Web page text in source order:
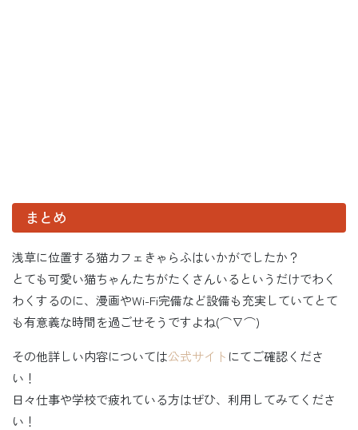
まとめ
浅草に位置する猫カフェきゃらふはいかがでしたか？
とても可愛い猫ちゃんたちがたくさんいるというだけでわく
わくするのに、漫画やWi-Fi完備など設備も充実していてとて
も有意義な時間を過ごせそうですよね(⌒∇⌒)
その他詳しい内容については公式サイト にてご確認くださ
い！
日々仕事や学校で疲れている方はぜひ、利用してみてくださ
い！